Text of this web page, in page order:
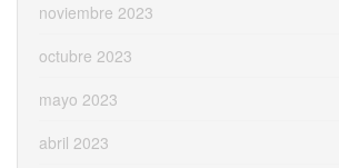
noviembre 2023
octubre 2023
mayo 2023
abril 2023